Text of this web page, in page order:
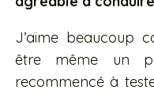
J’aime beaucoup
être même un
recommencé à